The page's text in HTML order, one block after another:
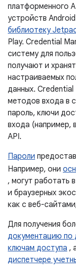
платформенного
устройств
библиотеку
Play. Credential
систему для
получают и
настраиваемых
данных.
методов входа в
пароль, ключи
входа (например,
API.
Пароли
Например, они
, могут работать
и браузерных
как с веб-
Для получения
документацию по
ключам доступа ,
диспетчере